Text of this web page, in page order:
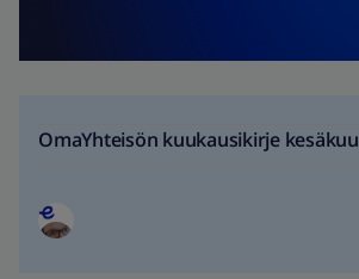
OmaYhteisön kuukausikirje